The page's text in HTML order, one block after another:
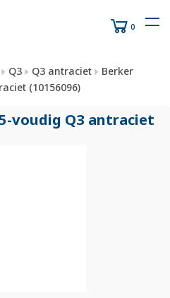
0
Q3 Q3 antraciet
Berker
(10156096)
voudig Q3 antraciet